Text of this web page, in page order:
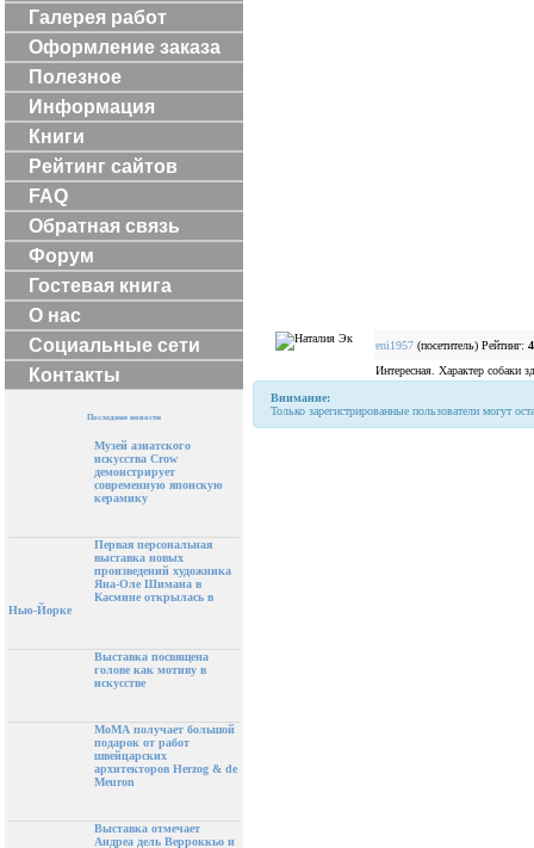
Галерея работ
Оформление заказа
Полезное
Информация
Книги
Рейтинг сайтов
FAQ
Обратная связь
Форум
Гостевая книга
О нас
Социальные сети
Контакты
Последние новости
Музей азиатского
искусства Crow
демонстрирует
современную японскую
керамику
Первая персональная
выставка новых
произведений художника
Яна-Оле Шимана в
Касмине открылась в
Нью-Йорке
Выставка посвящена
голове как мотиву в
искусстве
МоМА получает большой
подарок от работ
швейцарских
архитекторов Herzog & de
Meuron
Выставка отмечает
Андреа дель Верроккьо и
eni1957 (посетитель) Рейтинг:
Интересная. Характер собаки
Внимание:
Только зарегистрированные пользователи могут